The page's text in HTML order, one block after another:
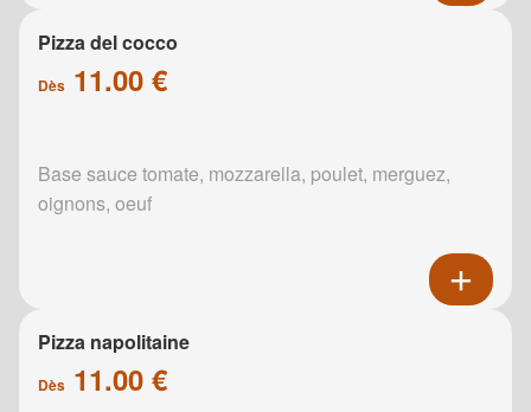
Pizza del cocco
Dès 11.00 €
Base sauce tomate, mozzarella, poulet, merguez,
oignons, oeuf
Pizza napolitaine
Dès 11.00 €